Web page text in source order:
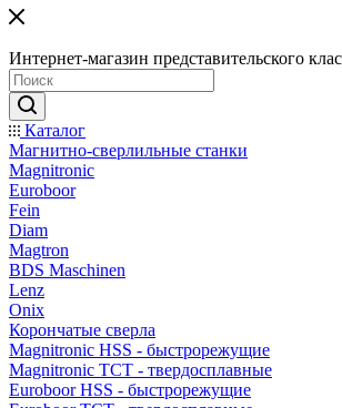
Интернет-магазин представительского
Каталог
Магнитно-сверлильные станки
Magnitronic
Euroboor
Fein
Diam
Magtron
BDS Maschinen
Lenz
Onix
Корончатые сверла
Magnitronic HSS - быстрорежущие
Magnitronic TCT - твердосплавные
Euroboor HSS - быстрорежущие